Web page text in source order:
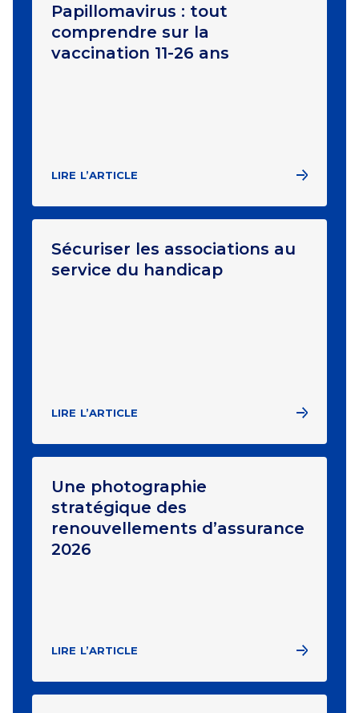
Papillomavirus : tout
comprendre sur la
vaccination 11-26 ans
LIRE L’ARTICLE
Sécuriser les associations au
service du handicap
LIRE L’ARTICLE
Une photographie
stratégique des
renouvellements d’assurance
2026
LIRE L’ARTICLE